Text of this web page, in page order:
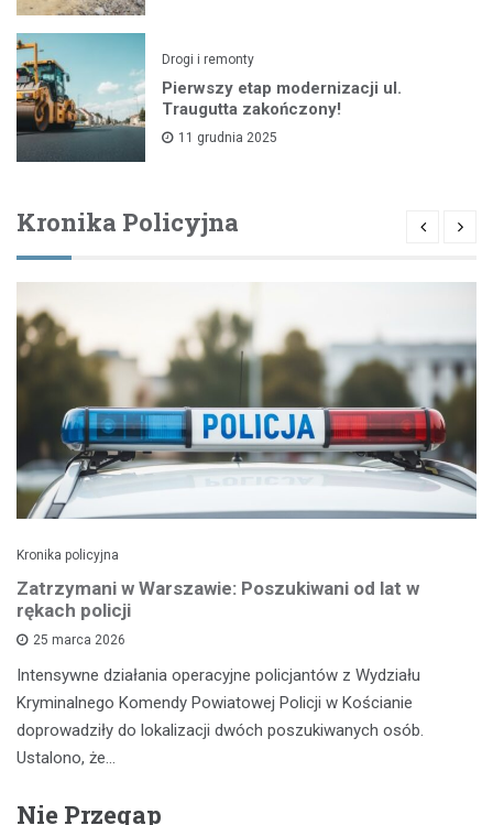
Drogi i remonty
Pierwszy etap modernizacji ul.
Traugutta zakończony!
11 grudnia 2025
Kronika Policyjna
Kronika policyjna
Zatrzymani w Warszawie: Poszukiwani od lat w
rękach policji
25 marca 2026
Intensywne działania operacyjne policjantów z Wydziału
Kryminalnego Komendy Powiatowej Policji w Kościanie
doprowadziły do lokalizacji dwóch poszukiwanych osób.
Ustalono, że…
Nie Przegap